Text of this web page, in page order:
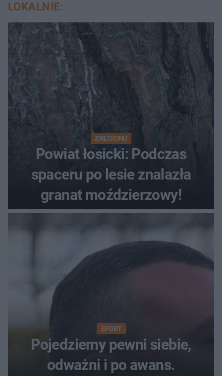
LOKALNIE:
Z REGIONU
Powiat łosicki: Podczas
spaceru po lesie znalazła
granat moździerzowy!
SPORT
Pojedziemy pewni siebie,
odważni i po awans.